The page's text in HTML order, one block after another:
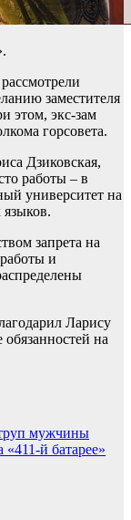
заместителя
этом, экс-зам
горсовета.
Дзиковская,
работы – в
университет на
языков.
запрета на
и
Ларису
на
мужчины
й батарее»